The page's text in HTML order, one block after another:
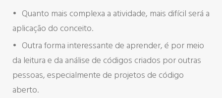
Quanto mais complexa a atividade, mais difícil será a
aplicação do conceito.
Outra forma interessante de aprender, é por meio
da leitura e da análise de códigos criados por outras
pessoas, especialmente de projetos de código
aberto.